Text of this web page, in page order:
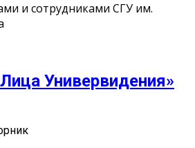
и сотрудниками СГУ им.
Универвидения»